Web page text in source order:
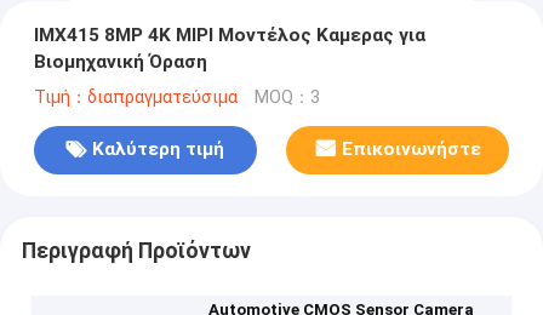
IMX415 8MP 4K MIPI Μοντέλος Καμερας για
Βιομηχανική Όραση
Τιμή：διαπραγματεύσιμα MOQ：3
Καλύτερη τιμή Επικοινωνήστε
Περιγραφή Προϊόντων
Automotive CMOS Sensor Camera